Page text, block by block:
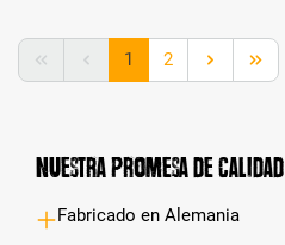
Página
1 Página
2
Nuestra promesa de calidad
Fabricado en Alemania